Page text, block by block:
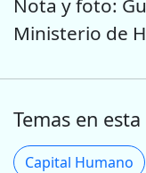
Nota y foto:
Ministerio de
Temas en
Capital Humano